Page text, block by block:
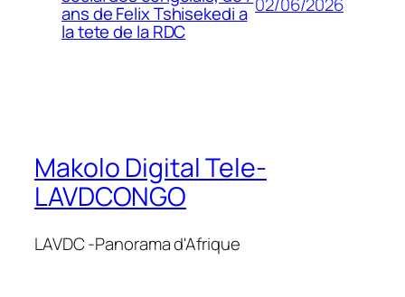
ans de Felix Tshisekedi a
la tete de la RDC
Makolo Digital Tele-
LAVDCONGO
LAVDC -Panorama d'Afrique